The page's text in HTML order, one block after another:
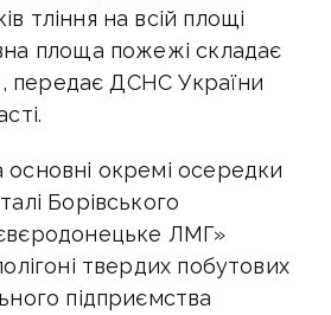
тління на всій площі
площа пожежі складає
передає ДСНС України
окремі осередки
Борівського
ЛМГ»
твердих побутових
підприємства